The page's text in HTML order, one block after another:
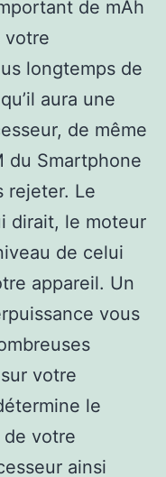
de mAh
votre
longtemps de
aura une
de même
du Smartphone
rejeter. Le
dirait, le moteur
de celui
appareil. Un
vous
votre
le
de votre
ainsi